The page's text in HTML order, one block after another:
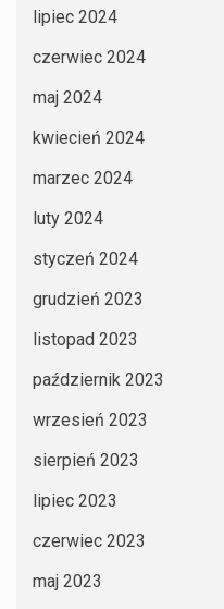
lipiec 2024
czerwiec 2024
maj 2024
kwiecień 2024
marzec 2024
luty 2024
styczeń 2024
grudzień 2023
listopad 2023
październik 2023
wrzesień 2023
sierpień 2023
lipiec 2023
czerwiec 2023
maj 2023